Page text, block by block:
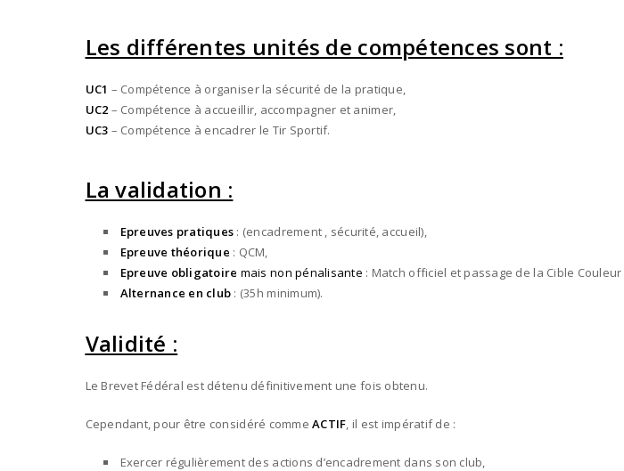
Les différentes unités de compétences sont :
UC1 – Compétence à organiser la sécurité de la pratique,
UC2 – Compétence à accueillir, accompagner et animer,
UC3 – Compétence à encadrer le Tir Sportif.
La validation :
Epreuves pratiques : (encadrement , sécurité, accueil),
Epreuve théorique : QCM,
Epreuve obligatoire mais non pénalisante : Match officiel et passage de la Cible
Alternance en club : (35h minimum).
Validité :
Le Brevet Fédéral est détenu définitivement une fois obtenu.
Cependant, pour être considéré commeACTIF, il est impératif de :
Exercer régulièrement des actions d’encadrement dans son club,